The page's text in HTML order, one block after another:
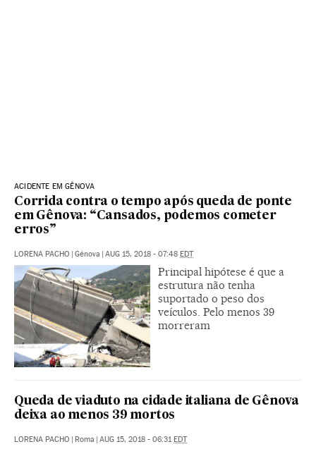
ACIDENTE EM GÊNOVA
Corrida contra o tempo após queda de ponte
em Gênova: “Cansados, podemos cometer
erros”
LORENA PACHO | Génova | AUG 15, 2018 - 07:48 EDT
Principal hipótese é que a
estrutura não tenha
suportado o peso dos
veículos. Pelo menos 39
morreram
Queda de viaduto na cidade italiana de Gênova
deixa ao menos 39 mortos
LORENA PACHO | Roma | AUG 15, 2018 - 06:31EDT